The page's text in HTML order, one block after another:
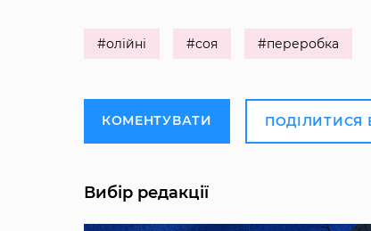
#олійні #соя #переробка
КОМЕНТУВАТИ ПОДІЛИТИСЯ
Вибір редакції